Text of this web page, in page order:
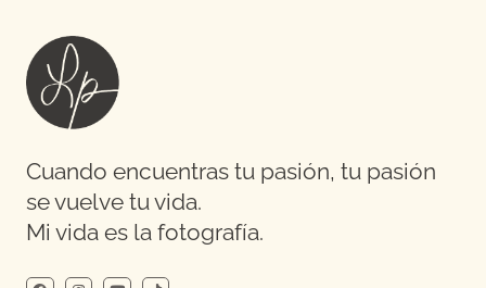
Cuando encuentras tu pasión, tu pasión
se vuelve tu vida.
Mi vida es la fotografía.